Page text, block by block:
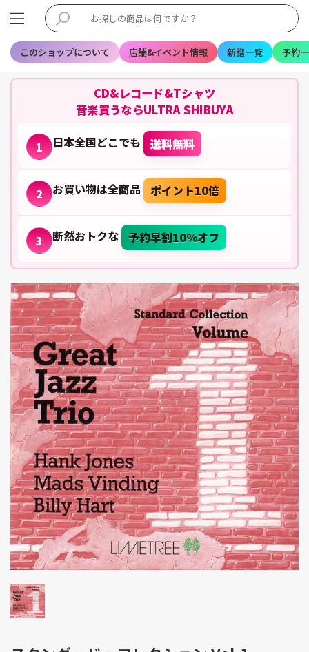
このショップについて 店舗&イベント情報 新譜一覧 予約
CD&レコード&Tシャツ
音楽買うならULTRA SHIBUYA
1 日本全国どこでも 送料無料
2 お買い物は全商品 ポイント10倍
3 断然おトクな 予約早割10%オフ